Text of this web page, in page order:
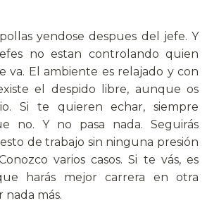
yendose despues del jefe. Y
no estan controlando quien
va. El ambiente es relajado y con
el despido libre, aunque os
Si te quieren echar, siempre
no. Y no pasa nada. Seguirás
de trabajo sin ninguna presión
varios casos. Si te vás, es
harás mejor carrera en otra
nada más.